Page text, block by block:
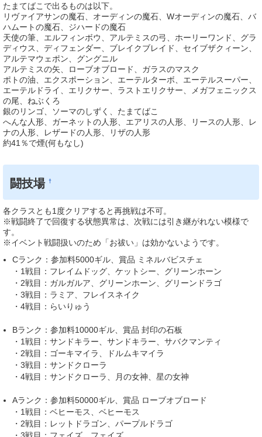
たまてばこで出るものは以下。
リヴァイアサンの魔石、オーディンの魔石、Wオーディンの魔石、バ
ハムートの魔石、ジハードの魔石
天使の筆、エルフィンボウ、アルテミスの弓、ホーリーワンド、グラ
ディウス、ディフェンダー、ブレイクブレイド、セイブザクィーン、
アルテマウェポン、グングニル
アルテミスの矢、ローブオブロード、ガラスのマスク
ポトの油、エクスポーション、エーテルターボ、エーテルスーパー、
エーテルドライ、エリクサー、ラストエリクサー、メガフェニックス
の尾、ねぶくろ
銀のリンゴ、ソーマのしずく、たまてばこ
へんな人形、ガーネットの人形、エアリスの人形、リースの人形、レ
ナの人形、レザードの人形、リザの人形
約41％で煙(何もなし)
闘技場†
各クラスとも1度クリアすると再挑戦は不可。
※戦闘終了で回復する状態異常は、次戦には引き継がれない模様で
す。
※イベント戦闘扱いのため「お祓い」は効かないようです。
Cランク：参加料5000ギル、賞品 ミネルバビスチェ
・1戦目：フレイムドッグ、ケットシー、グリーンホーン
・2戦目：ガルガルア、グリーンホーン、グリーンドラゴ
・3戦目：ラミア、フレイスネイク
・4戦目：らいりゅう
Bランク：参加料10000ギル、賞品 封印の石板
・1戦目：サンドキラー、サンドキラー、サバクマンティ
・2戦目：ゴーキマイラ、ドルムキマイラ
・3戦目：サンドクローラ
・4戦目：サンドクローラ、月の女神、星の女神
Aランク：参加料50000ギル、賞品 ローブオブロード
・1戦目：ベヒーモス、ベヒーモス
・2戦目：レットドラゴン、パープルドラゴ